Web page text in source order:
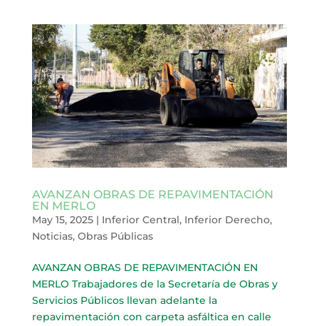
AVANZAN OBRAS DE REPAVIMENTACIÓN
EN MERLO
May 15, 2025| Inferior Central, Inferior Derecho,
Noticias, Obras Públicas
AVANZAN OBRAS DE REPAVIMENTACIÓN EN
MERLO Trabajadores de la Secretaría de Obras y
Servicios Públicos llevan adelante la
repavimentación con carpeta asfáltica en calle